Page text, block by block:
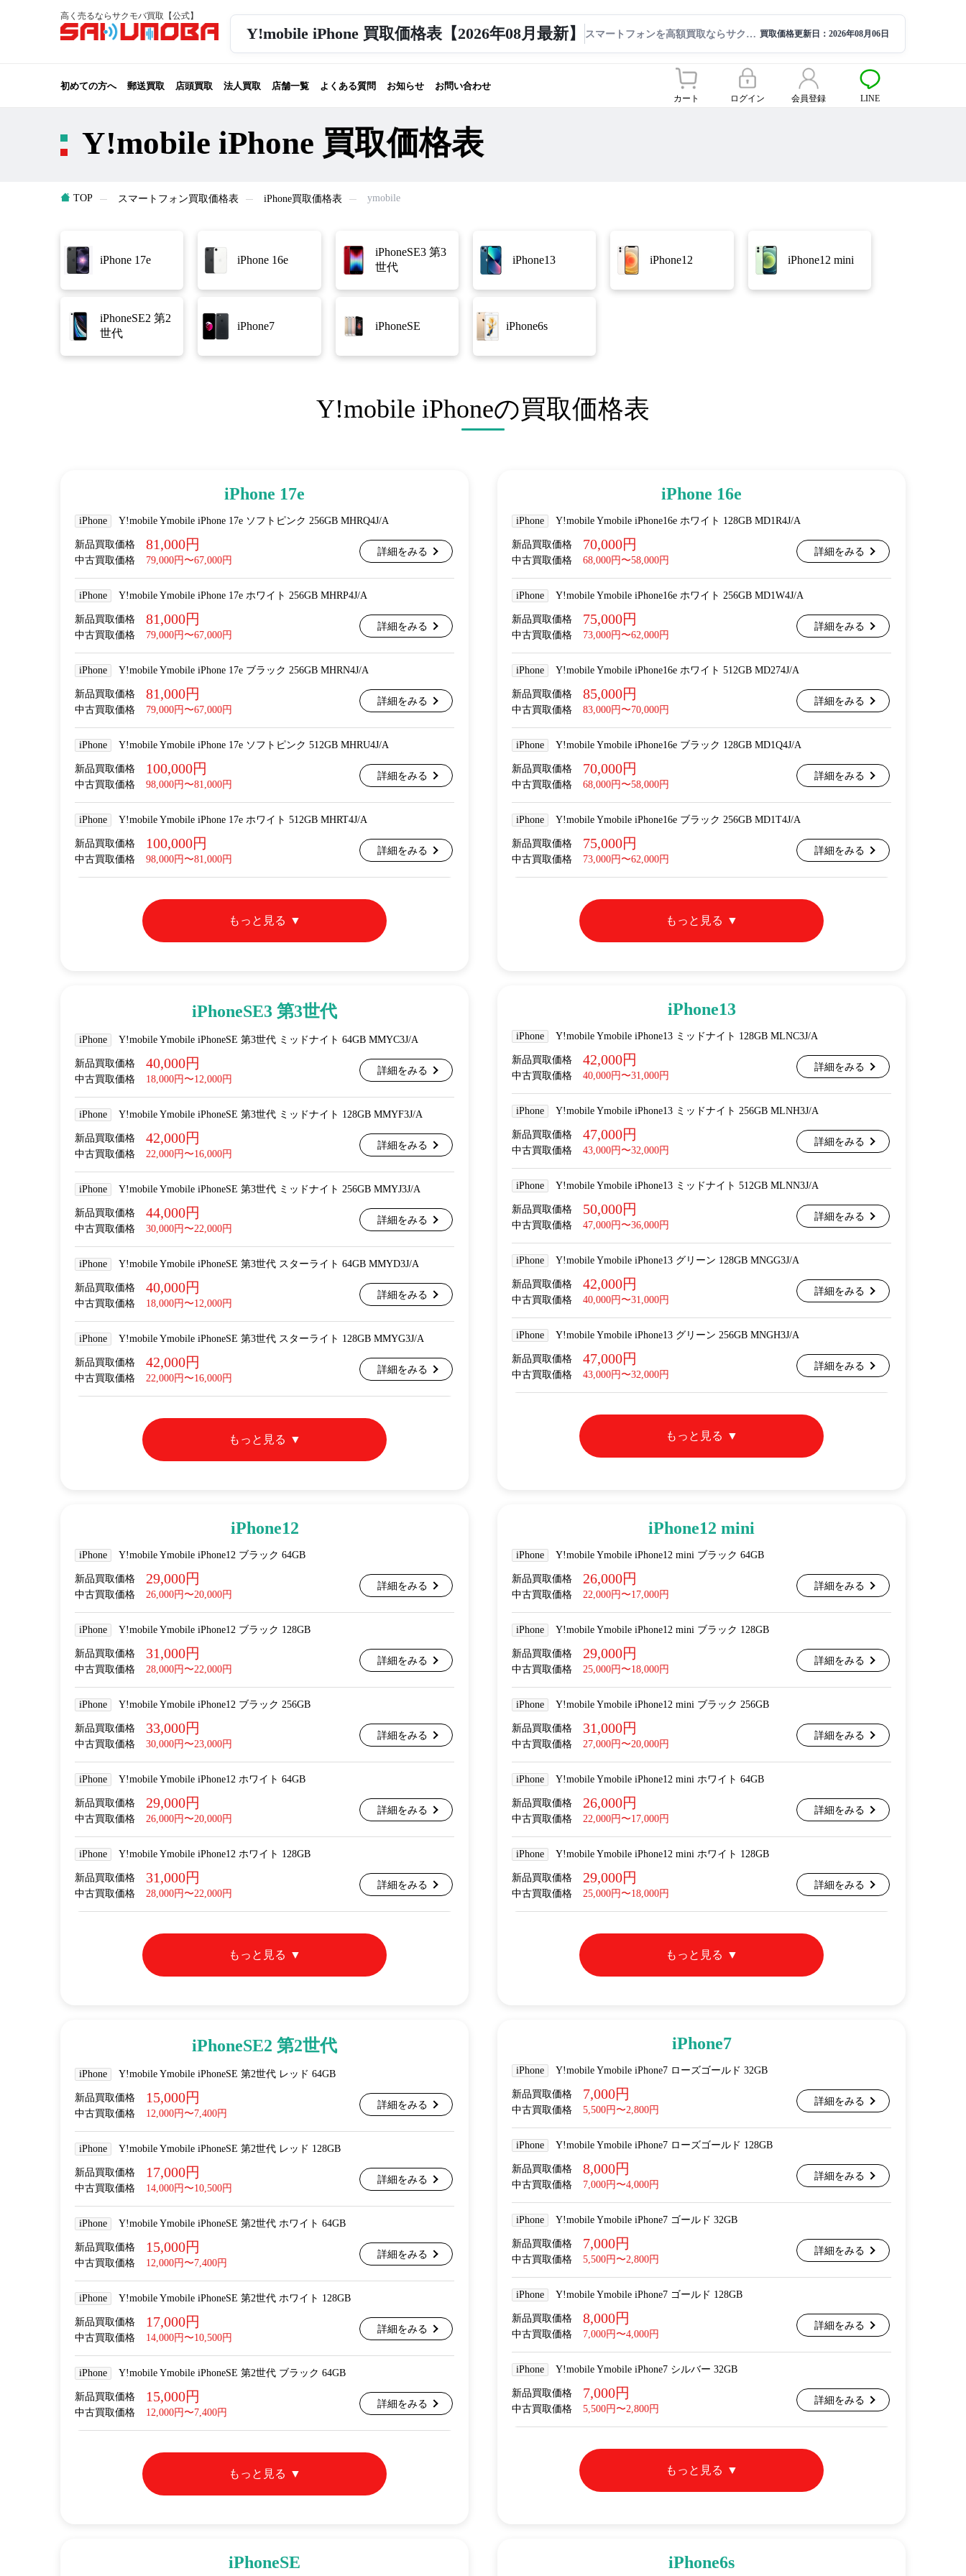
高く売るならサクモバ買取【公式】
Y!mobile iPhone 買取価格表【2026年08月最新】 スマートフォンを高額買取ならサクモバ買取【公式】 買取価格更新日： 2026年08月06日
初めての方へ 郵送買取 店頭買取 法人買取 店舗一覧 よくある質問 お知らせ お問い合わせ
カート ログイン 会員登録 LINE
Y!mobile iPhone 買取価格表
TOP スマートフォン買取価格表 iPhone買取価格表 ymobile
iPhone 17e iPhone 16e
iPhoneSE3 第3
世代
iPhone13 iPhone12 iPhone12 mini
iPhoneSE2 第2
世代
iPhone7 iPhoneSE iPhone6s
Y!mobile iPhoneの買取価格表
iPhone 17e
iPhone Y!mobile Ymobile iPhone 17e ソフトピンク 256GB MHRQ4J/A
新品買取価格 81,000円
中古買取価格 79,000円〜67,000円
詳細をみる
iPhone Y!mobile Ymobile iPhone 17e ホワイト 256GB MHRP4J/A
新品買取価格 81,000円
中古買取価格 79,000円〜67,000円
詳細をみる
iPhone Y!mobile Ymobile iPhone 17e ブラック 256GB MHRN4J/A
新品買取価格 81,000円
中古買取価格 79,000円〜67,000円
詳細をみる
iPhone Y!mobile Ymobile iPhone 17e ソフトピンク 512GB MHRU4J/A
新品買取価格 100,000円
中古買取価格 98,000円〜81,000円
詳細をみる
iPhone Y!mobile Ymobile iPhone 17e ホワイト 512GB MHRT4J/A
新品買取価格 100,000円
中古買取価格 98,000円〜81,000円
詳細をみる
もっと見る
iPhone 16e
iPhone Y!mobile Ymobile iPhone16e ホワイト 128GB MD1R4J/A
新品買取価格 70,000円
中古買取価格 68,000円〜58,000円
詳細をみる
iPhone Y!mobile Ymobile iPhone16e ホワイト 256GB MD1W4J/A
新品買取価格 75,000円
中古買取価格 73,000円〜62,000円
詳細をみる
iPhone Y!mobile Ymobile iPhone16e ホワイト 512GB MD274J/A
新品買取価格 85,000円
中古買取価格 83,000円〜70,000円
詳細をみる
iPhone Y!mobile Ymobile iPhone16e ブラック 128GB MD1Q4J/A
新品買取価格 70,000円
中古買取価格 68,000円〜58,000円
詳細をみる
iPhone Y!mobile Ymobile iPhone16e ブラック 256GB MD1T4J/A
新品買取価格 75,000円
中古買取価格 73,000円〜62,000円
詳細をみる
もっと見る
iPhoneSE3 第3世代
iPhone Y!mobile Ymobile iPhoneSE 第3世代 ミッドナイト 64GB MMYC3J/A
新品買取価格 40,000円
中古買取価格 18,000円〜12,000円
詳細をみる
iPhone Y!mobile Ymobile iPhoneSE 第3世代 ミッドナイト 128GB MMYF3J/A
新品買取価格 42,000円
中古買取価格 22,000円〜16,000円
詳細をみる
iPhone Y!mobile Ymobile iPhoneSE 第3世代 ミッドナイト 256GB MMYJ3J/A
新品買取価格 44,000円
中古買取価格 30,000円〜22,000円
詳細をみる
iPhone Y!mobile Ymobile iPhoneSE 第3世代 スターライト 64GB MMYD3J/A
新品買取価格 40,000円
中古買取価格 18,000円〜12,000円
詳細をみる
iPhone Y!mobile Ymobile iPhoneSE 第3世代 スターライト 128GB MMYG3J/A
新品買取価格 42,000円
中古買取価格 22,000円〜16,000円
詳細をみる
もっと見る
iPhone13
iPhone Y!mobile Ymobile iPhone13 ミッドナイト 128GB MLNC3J/A
新品買取価格 42,000円
中古買取価格 40,000円〜31,000円
詳細をみる
iPhone Y!mobile Ymobile iPhone13 ミッドナイト 256GB MLNH3J/A
新品買取価格 47,000円
中古買取価格 43,000円〜32,000円
詳細をみる
iPhone Y!mobile Ymobile iPhone13 ミッドナイト 512GB MLNN3J/A
新品買取価格 50,000円
中古買取価格 47,000円〜36,000円
詳細をみる
iPhone Y!mobile Ymobile iPhone13 グリーン 128GB MNGG3J/A
新品買取価格 42,000円
中古買取価格 40,000円〜31,000円
詳細をみる
iPhone Y!mobile Ymobile iPhone13 グリーン 256GB MNGH3J/A
新品買取価格 47,000円
中古買取価格 43,000円〜32,000円
詳細をみる
もっと見る
iPhone12
iPhone Y!mobile Ymobile iPhone12 ブラック 64GB
新品買取価格 29,000円
中古買取価格 26,000円〜20,000円
詳細をみる
iPhone Y!mobile Ymobile iPhone12 ブラック 128GB
新品買取価格 31,000円
中古買取価格 28,000円〜22,000円
詳細をみる
iPhone Y!mobile Ymobile iPhone12 ブラック 256GB
新品買取価格 33,000円
中古買取価格 30,000円〜23,000円
詳細をみる
iPhone Y!mobile Ymobile iPhone12 ホワイト 64GB
新品買取価格 29,000円
中古買取価格 26,000円〜20,000円
詳細をみる
iPhone Y!mobile Ymobile iPhone12 ホワイト 128GB
新品買取価格 31,000円
中古買取価格 28,000円〜22,000円
詳細をみる
もっと見る
iPhone12 mini
iPhone Y!mobile Ymobile iPhone12 mini ブラック 64GB
新品買取価格 26,000円
中古買取価格 22,000円〜17,000円
詳細をみる
iPhone Y!mobile Ymobile iPhone12 mini ブラック 128GB
新品買取価格 29,000円
中古買取価格 25,000円〜18,000円
詳細をみる
iPhone Y!mobile Ymobile iPhone12 mini ブラック 256GB
新品買取価格 31,000円
中古買取価格 27,000円〜20,000円
詳細をみる
iPhone Y!mobile Ymobile iPhone12 mini ホワイト 64GB
新品買取価格 26,000円
中古買取価格 22,000円〜17,000円
詳細をみる
iPhone Y!mobile Ymobile iPhone12 mini ホワイト 128GB
新品買取価格 29,000円
中古買取価格 25,000円〜18,000円
詳細をみる
もっと見る
iPhoneSE2 第2世代
iPhone Y!mobile Ymobile iPhoneSE 第2世代 レッド 64GB
新品買取価格 15,000円
中古買取価格 12,000円〜7,400円
詳細をみる
iPhone Y!mobile Ymobile iPhoneSE 第2世代 レッド 128GB
新品買取価格 17,000円
中古買取価格 14,000円〜10,500円
詳細をみる
iPhone Y!mobile Ymobile iPhoneSE 第2世代 ホワイト 64GB
新品買取価格 15,000円
中古買取価格 12,000円〜7,400円
詳細をみる
iPhone Y!mobile Ymobile iPhoneSE 第2世代 ホワイト 128GB
新品買取価格 17,000円
中古買取価格 14,000円〜10,500円
詳細をみる
iPhone Y!mobile Ymobile iPhoneSE 第2世代 ブラック 64GB
新品買取価格 15,000円
中古買取価格 12,000円〜7,400円
詳細をみる
もっと見る
iPhone7
iPhone Y!mobile Ymobile iPhone7 ローズゴールド 32GB
新品買取価格 7,000円
中古買取価格 5,500円〜2,800円
詳細をみる
iPhone Y!mobile Ymobile iPhone7 ローズゴールド 128GB
新品買取価格 8,000円
中古買取価格 7,000円〜4,000円
詳細をみる
iPhone Y!mobile Ymobile iPhone7 ゴールド 32GB
新品買取価格 7,000円
中古買取価格 5,500円〜2,800円
詳細をみる
iPhone Y!mobile Ymobile iPhone7 ゴールド 128GB
新品買取価格 8,000円
中古買取価格 7,000円〜4,000円
詳細をみる
iPhone Y!mobile Ymobile iPhone7 シルバー 32GB
新品買取価格 7,000円
中古買取価格 5,500円〜2,800円
詳細をみる
もっと見る
iPhoneSE iPhone6s